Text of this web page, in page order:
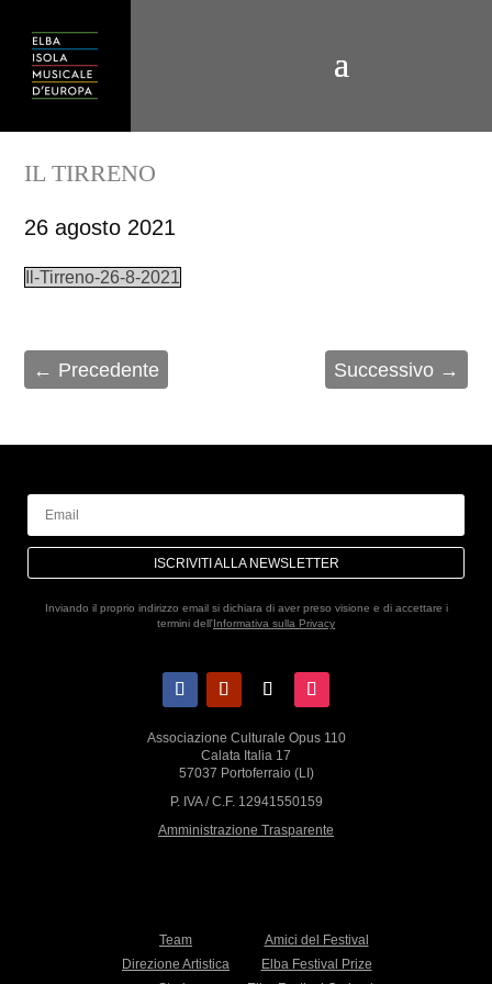
IL TIRRENO
26 agosto 2021
Il-Tirreno-26-8-2021
← Precedente Successivo→
ISCRIVITI ALLA NEWSLETTER
Inviando il proprio indirizzo email si dichiara di aver preso visione e di accettare i
termini dell'Informativa sulla Privacy
Associazione Culturale Opus 110
Calata Italia 17
57037 Portoferraio (LI)
P. IVA / C.F. 12941550159
Amministrazione Trasparente
Team
Amici del Festival
Direzione Artistica
Elba Festival Prize